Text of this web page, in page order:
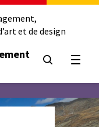
et de design